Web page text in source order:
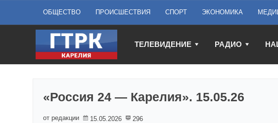
ОБЩЕСТВО ПРОИСШЕСТВИЯ СПОРТ ЭКОНОМИКА
ТЕЛЕВИДЕНИЕ РАДИО
«Россия 24 — Карелия». 15.05.26
от редакции 15.05.2026 296